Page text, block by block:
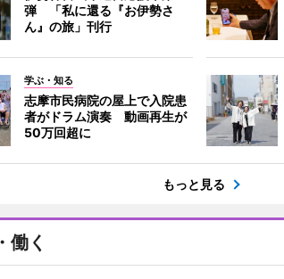
弾 「私に還る『お伊勢さ
ん』の旅」刊行
学ぶ・知る
志摩市民病院の屋上で入院患
者がドラム演奏 動画再生が
50万回超に
もっと見る
働く